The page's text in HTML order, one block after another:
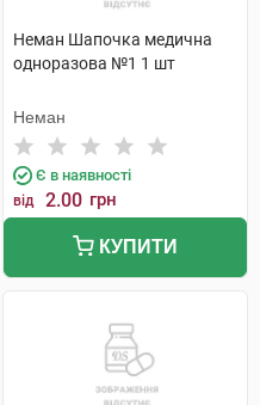
Неман Шапочка медична
одноразова №1 1 шт
Неман
Є в наявності
від 2.00 грн
КУПИТИ